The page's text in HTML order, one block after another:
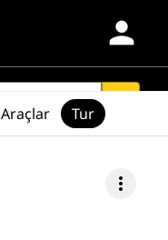
person
more_vert
Araçlar Tur